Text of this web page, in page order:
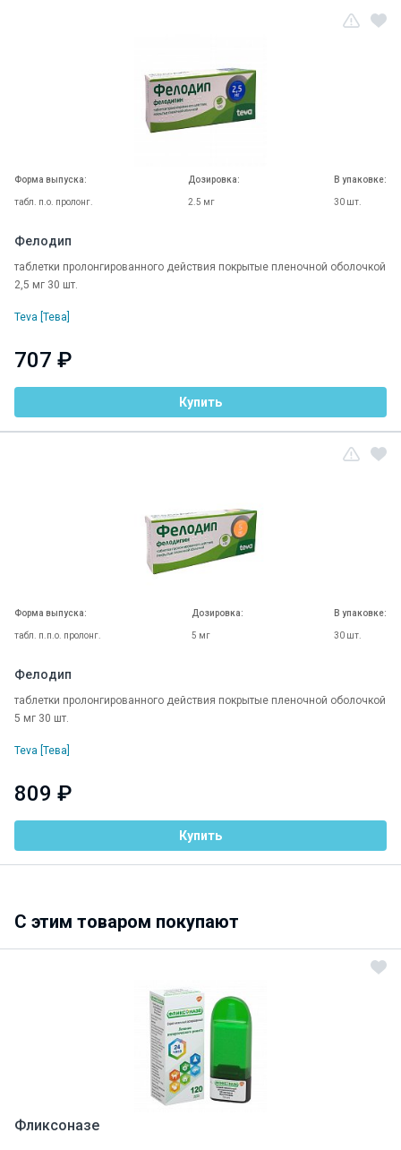
Форма выпуска:
табл. п.о. пролонг.
Дозировка:
2.5 мг
В упаковке:
30 шт.
Фелодип
таблетки пролонгированного действия покрытые пленочной оболочкой
2,5 мг 30 шт.
Teva [Тева]
707 ₽
Купить
Форма выпуска:
табл. п.п.о. пролонг.
Дозировка:
5 мг
В упаковке:
30 шт.
Фелодип
таблетки пролонгированного действия покрытые пленочной оболочкой
5 мг 30 шт.
Teva [Тева]
809 ₽
Купить
C этим товаром покупают
Фликсоназе